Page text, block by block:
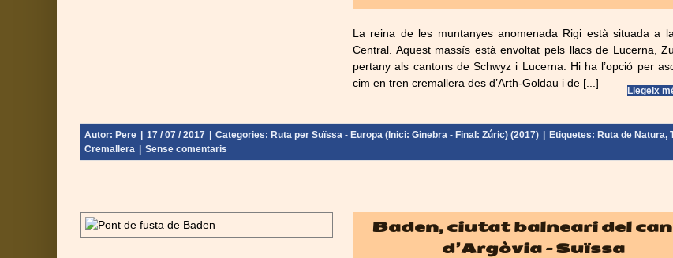
La reina de les muntanyes anomenada Rigi està situada a
Central. Aquest massís està envoltat pels llacs de Lucerna,
pertany als cantons de Schwyz i Lucerna. Hi ha l’opció per
cim en tren cremallera des d’Arth-Goldau i de [...]
Autor: Pere 17 / 07 / 2017 Categories: Ruta per Suïssa - Europa (Inici: Ginebra - Final: Zúric) (2017) Etiquetes: Ruta de Natura,
Cremallera
Sense comentaris
Llegeix
Baden, ciutat balneari del
d’Argòvia – Suïssa